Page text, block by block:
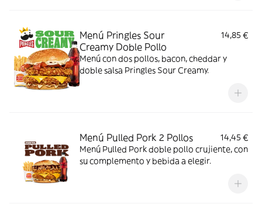
Menú Pringles Sour
Creamy Doble Pollo
14,85 €
Menú con dos pollos, bacon, cheddar y
doble salsa Pringles Sour Creamy.
Menú Pulled Pork 2 Pollos
14,45 €
Menú Pulled Pork doble pollo crujiente, con
su complemento y bebida a elegir.